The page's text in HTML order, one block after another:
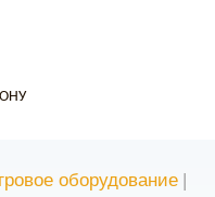
оборудование |